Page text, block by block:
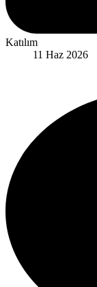
Katılım
11 Haz 2026